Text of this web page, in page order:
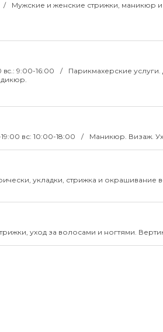
Мужские и женские стрижки, маникюр и
9:00-16:00
Парикмахерские
вс: 10:00-18:00 Маникюр. Визаж.
укладки, стрижка и окрашивание
уход за волосами и ногтями.